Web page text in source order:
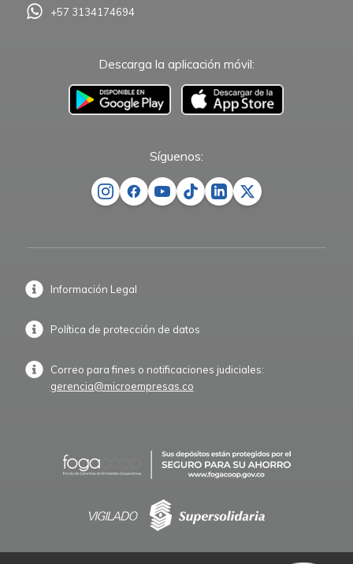
+57 3134174694
Descarga la aplicación móvil:
–
Síguenos:
Información Legal
Política de protección de datos
Correo para fines o notificaciones judiciales:
gerencia@microempresas.co